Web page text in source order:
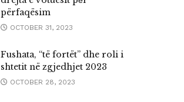
përfaqësim
OCTOBER 31, 2023
Fushata, “të fortët” dhe roli i
shtetit në zgjedhjet 2023
OCTOBER 28, 2023